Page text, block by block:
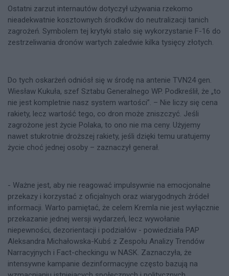
Ostatni zarzut internautów dotyczył używania rzekomo
nieadekwatnie kosztownych środków do neutralizacji tanich
zagrożeń. Symbolem tej krytyki stało się wykorzystanie F-16 do
zestrzeliwania dronów wartych zaledwie kilka tysięcy złotych.
Do tych oskarżeń odniósł się w środę na antenie TVN24 gen.
Wiesław Kukuła, szef Sztabu Generalnego WP. Podkreślił, że „to
nie jest kompletnie nasz system wartości”. – Nie liczy się cena
rakiety, lecz wartość tego, co dron może zniszczyć. Jeśli
zagrożone jest życie Polaka, to ono nie ma ceny. Użyjemy
nawet stukrotnie droższej rakiety, jeśli dzięki temu uratujemy
życie choć jednej osoby – zaznaczył generał.
- Ważne jest, aby nie reagować impulsywnie na emocjonalne
przekazy i korzystać z oficjalnych oraz wiarygodnych źródeł
informacji. Warto pamiętać, że celem Kremla nie jest wyłącznie
przekazanie jednej wersji wydarzeń, lecz wywołanie
niepewności, dezorientacji i podziałów - powiedziała PAP
Aleksandra Michałowska-Kubś z Zespołu Analizy Trendów
Narracyjnych i Fact-checkingu w NASK. Zaznaczyła, że
intensywne kampanie dezinformacyjne często bazują na